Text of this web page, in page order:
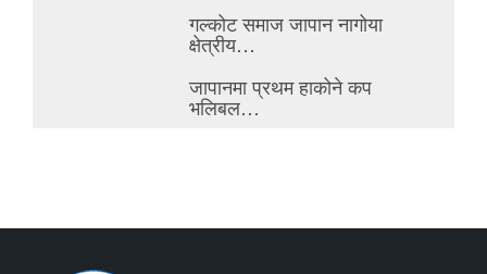
गल्कोट समाज जापान नागोया
क्षेत्रीय…
जापानमा प्रथम हाकोने कप
भलिबल…